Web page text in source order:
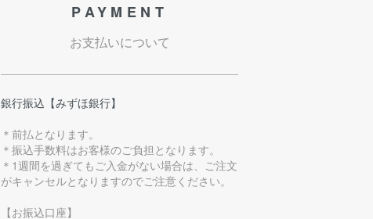
PAYMENT
お支払いについて
銀行振込【みずほ銀行】
＊前払となります。
＊振込手数料はお客様のご負担となります。
＊1週間を過ぎてもご入金がない場合は、ご注文
がキャンセルとなりますのでご注意ください。
【お振込口座】